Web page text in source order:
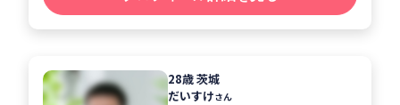
28歳 茨城
だいすけさん